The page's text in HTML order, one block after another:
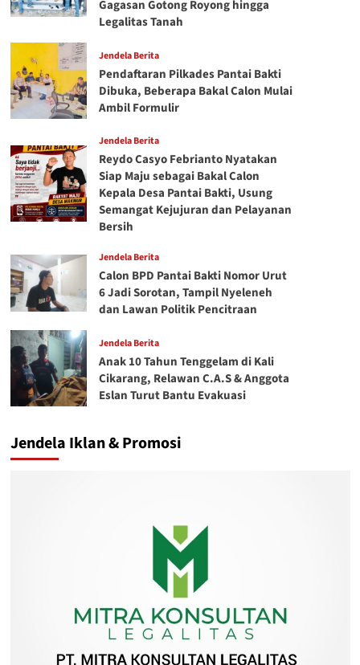
Gagasan Gotong Royong hingga
Legalitas Tanah
Jendela Berita
Pendaftaran Pilkades Pantai Bakti
Dibuka, Beberapa Bakal Calon Mulai
Ambil Formulir
Jendela Berita
Reydo Casyo Febrianto Nyatakan
Siap Maju sebagai Bakal Calon
Kepala Desa Pantai Bakti, Usung
Semangat Kejujuran dan Pelayanan
Bersih
Jendela Berita
Calon BPD Pantai Bakti Nomor Urut
6 Jadi Sorotan, Tampil Nyeleneh
dan Lawan Politik Pencitraan
Jendela Berita
Anak 10 Tahun Tenggelam di Kali
Cikarang, Relawan C.A.S & Anggota
Eslan Turut Bantu Evakuasi
Jendela Iklan & Promosi